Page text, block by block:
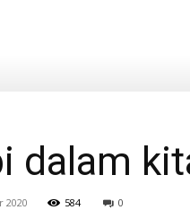
dalam
2020 584 0